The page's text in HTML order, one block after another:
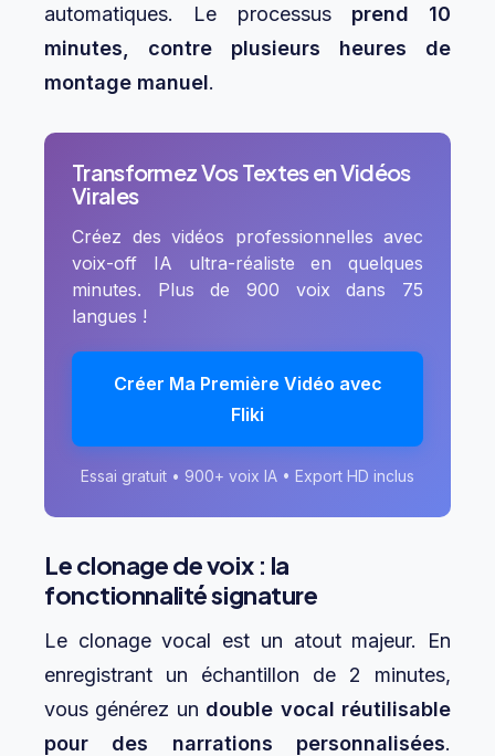
automatiques. Le processus prend 10
minutes, contre plusieurs heures de
montage manuel.
Transformez Vos Textes en Vidéos
Virales
Créez des vidéos professionnelles avec
voix-off IA ultra-réaliste en quelques
minutes. Plus de 900 voix dans 75
langues !
Créer Ma Première Vidéo avec
Fliki
Essai gratuit • 900+ voix IA • Export HD inclus
Le clonage de voix : la
fonctionnalité signature
Le clonage vocal est un atout majeur. En
enregistrant un échantillon de 2 minutes,
vous générez un double vocal réutilisable
pour des narrations personnalisées.